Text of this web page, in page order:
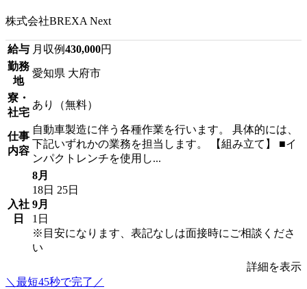
株式会社BREXA Next
給与 月収例430,000円
勤務
地
愛知県 大府市
寮・
社宅
あり（無料）
仕事
内容
自動車製造に伴う各種作業を行います。 具体的には、
下記いずれかの業務を担当します。 【組み立て】 ■イ
ンパクトレンチを使用し...
入社
日
8月
18日 25日
9月
1日
※目安になります、表記なしは面接時にご相談くださ
い
詳細を表示
＼最短45秒で完了／